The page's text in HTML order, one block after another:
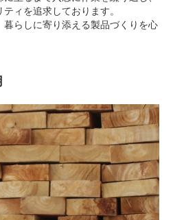
ィを追求しております。
らしに寄り添える製品づくりを心